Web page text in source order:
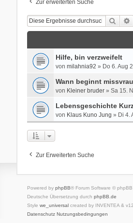
Zur erweiterten Suche
Suche
Hilfe, bin verzweifelt
von milahnia92 » Do 6. Aug
Wann beginnt
von Kleiner bruder» Sa 15.
Lebensgeschichte
von Klaus Kuno Jung » Di 4.
Zur Erweiterten Suche
Powered by phpBB® Forum Software © phpBB
Deutsche Übersetzung durch phpBB.de
Style we_universalcreated by INVENTEA &
Datenschutz Nutzungsbedingungen